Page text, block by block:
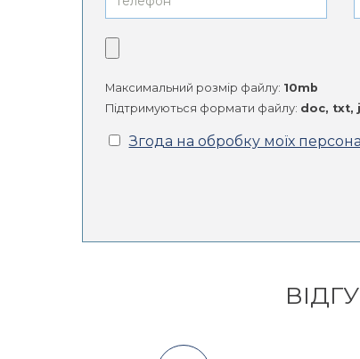
Максимальний розмір файлу: 10mb
Підтримуються формати файлу: doc, txt,
Згода на обробку моїх